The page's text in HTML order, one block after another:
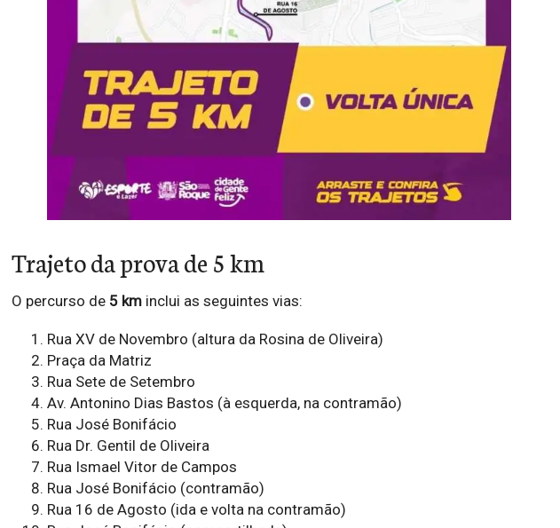
Trajeto da prova de 5 km
O percurso de 5 kminclui as seguintes vias:
Rua XV de Novembro (altura da Rosina de Oliveira)
Praça da Matriz
Rua Sete de Setembro
Av. Antonino Dias Bastos (à esquerda, na contramão)
Rua José Bonifácio
Rua Dr. Gentil de Oliveira
Rua Ismael Vitor de Campos
Rua José Bonifácio (contramão)
Rua 16 de Agosto (ida e volta na contramão)